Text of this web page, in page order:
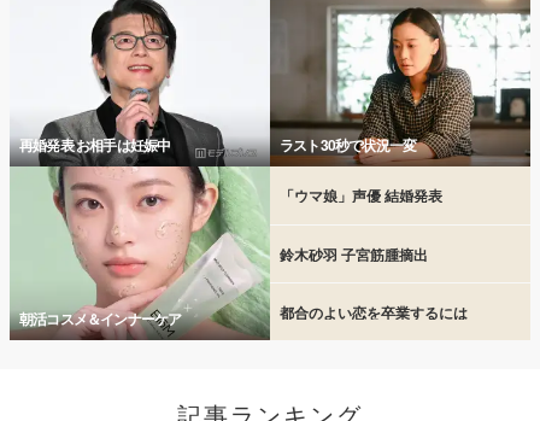
再婚発表 お相手は妊娠中 ラスト30秒で状況一変
朝活コスメ＆インナーケア
「ウマ娘」声優 結婚発表
鈴木砂羽 子宮筋腫摘出
都合のよい恋を卒業するには